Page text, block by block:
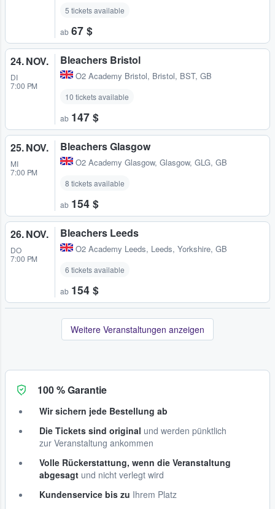
5 tickets available
ab 67 $
24. NOV.
DI
7:00 PM
Bleachers Bristol
O2 Academy Bristol, Bristol, BST, GB
10 tickets available
ab 147 $
25. NOV.
MI
7:00 PM
Bleachers Glasgow
O2 Academy Glasgow, Glasgow, GLG, GB
8 tickets available
ab 154 $
26. NOV.
DO
7:00 PM
Bleachers Leeds
O2 Academy Leeds, Leeds, Yorkshire, GB
6 tickets available
ab 154 $
Weitere Veranstaltungen anzeigen
100 % Garantie
Wir sichern jede Bestellung ab
Die Tickets sind original und werden pünktlich
zur Veranstaltung ankommen
Volle Rückerstattung, wenn die Veranstaltung
abgesagt und nicht verlegt wird
Kundenservice bis zu Ihrem Platz